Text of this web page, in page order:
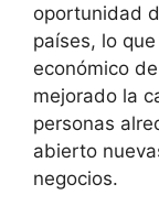
oportunidad
países, lo
económico
mejorado la
personas
abierto
negocios.